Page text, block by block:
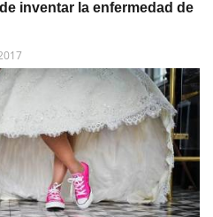
inventar la enfermedad de